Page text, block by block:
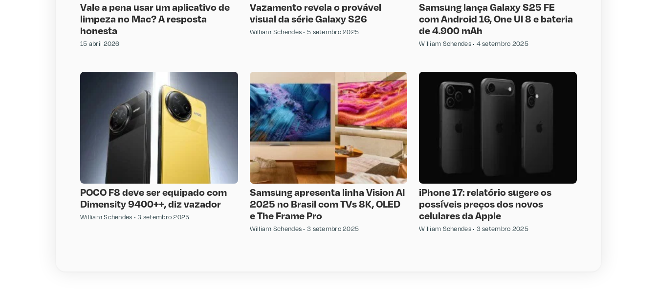
Vale a pena usar um aplicativo de
limpeza no Mac? A resposta
honesta
15 abril 2026
Vazamento revela o provável
visual da série Galaxy S26
William Schendes 5 setembro 2025
Samsung lança Galaxy S25 FE
com Android 16, One UI 8 e bateria
de 4.900 mAh
William Schendes 4 setembro 2025
POCO F8 deve ser equipado com
Dimensity 9400++, diz vazador
William Schendes 3 setembro 2025
Samsung apresenta linha Vision AI
2025 no Brasil com TVs 8K, OLED
e The Frame Pro
William Schendes 3 setembro 2025
iPhone 17: relatório sugere os
possíveis preços dos novos
celulares da Apple
William Schendes 3 setembro 2025